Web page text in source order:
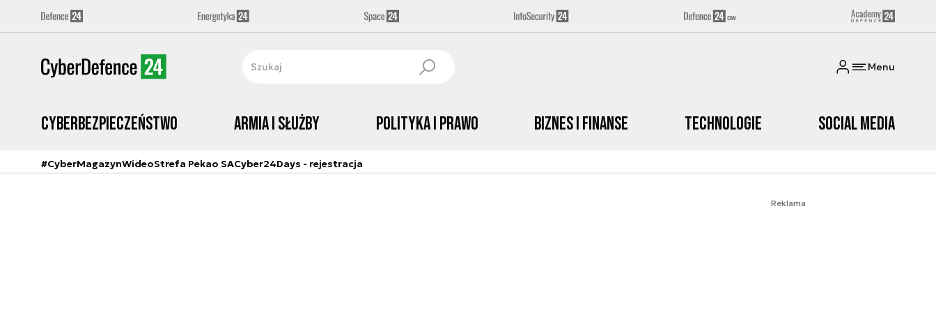
Menu
Cyberbezpieczeństwo Armia i Służby Polityka i prawo Biznes i Finanse Technologie Social media
#CyberMagazynWideoStrefa Pekao SACyber24Days - rejestracja
Reklama